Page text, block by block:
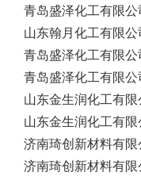
青岛盛泽化工有限公
山东翰月化工有限公
青岛盛泽化工有限公
青岛盛泽化工有限公
山东金生润化工有限
山东金生润化工有限
济南琦创新材料有限
济南琦创新材料有限